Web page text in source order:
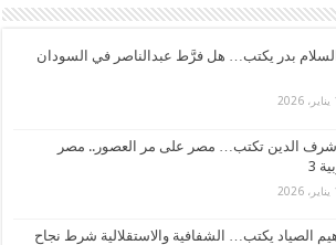
بدر يكتب… هل فرَّط عبدالناصر في السودان
شرف الدين تكتب… مصر على مر العصور.. مصر
3
الصياد يكتب… الشفافية والاستقلالية شرط نجاح